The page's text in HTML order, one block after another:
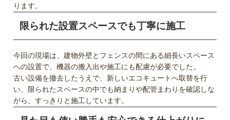
ります。
限られた設置スペースでも丁寧に施工
今回の現場は、建物外壁とフェンスの間にある細長いスペース
への設置で、機器の搬入出や施工にも配慮が必要でした。
古い設備を撤去したうえで、新しいエコキュートへ取替を行
い、限られたスペースの中でも納まりや配管まわりを確認しな
がら、すっきりと施工しています。